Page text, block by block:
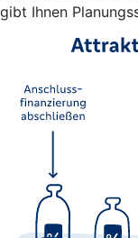
gibt Ihnen